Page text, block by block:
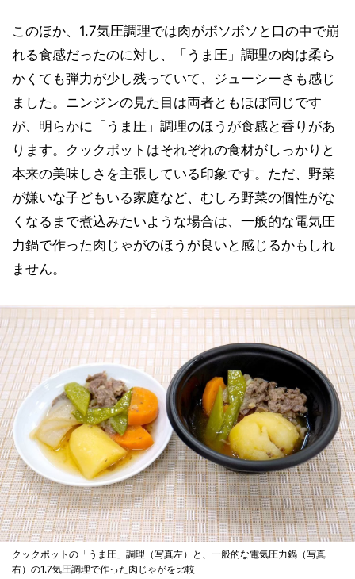
このほか、1.7気圧調理では肉がボソボソと口の中で崩
れる食感だったのに対し、「うま圧」調理の肉は柔ら
かくても弾力が少し残っていて、ジューシーさも感じ
ました。ニンジンの見た目は両者ともほぼ同じです
が、明らかに「うま圧」調理のほうが食感と香りがあ
ります。クックポットはそれぞれの食材がしっかりと
本来の美味しさを主張している印象です。ただ、野菜
が嫌いな子どもいる家庭など、むしろ野菜の個性がな
くなるまで煮込みたいような場合は、一般的な電気圧
力鍋で作った肉じゃがのほうが良いと感じるかもしれ
ません。
クックポットの「うま圧」調理（写真左）と、一般的な電気圧力鍋（写真
右）の1.7気圧調理で作った肉じゃがを比較